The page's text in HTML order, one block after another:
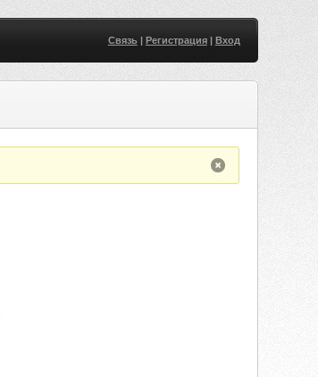
Связь| Регистрация| Вход